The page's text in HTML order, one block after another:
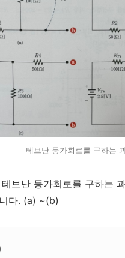
테브난 등가회로를 구하는
브난 등가회로를 구하는
다. (a) ~(b)